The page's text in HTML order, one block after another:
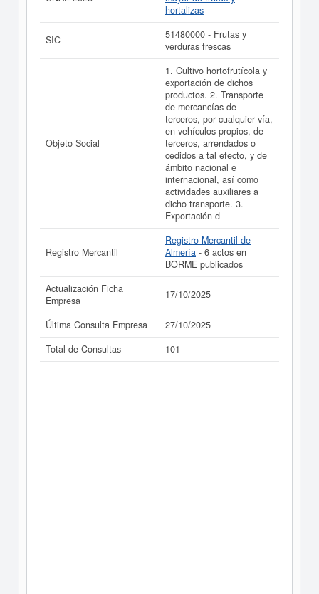
A&A COSTA ALMERIA SPAIN SOCIEDAD LIMITADA.
acceder inmediatamente a este Informe ampliado
de A&A COSTA ALMERIA SPAIN SOCIEDAD LIMITADA.
y consultar los resultados de sus años de actividad, así
como los balances y cuentas de resultados disponibles.
La última actualización del informe de empresa se ha
realizado el 17/10/2025.
hortalizas
SIC
51480000 - Frutas y
verduras frescas
Objeto Social
1. Cultivo hortofrutícola y
exportación de dichos
productos. 2. Transporte
de mercancías de
terceros, por cualquier vía,
en vehículos propios, de
terceros, arrendados o
cedidos a tal efecto, y de
ámbito nacional e
internacional, así como
actividades auxiliares a
dicho transporte. 3.
Exportación d
Registro Mercantil
Registro Mercantil de
Almería - 6 actos en
BORME publicados
Actualización Ficha
Empresa
17/10/2025
Última Consulta Empresa
27/10/2025
Total de Consultas
101